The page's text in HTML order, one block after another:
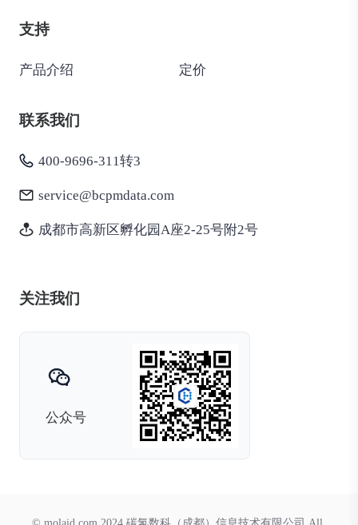
支持
产品介绍 定价
联系我们
400-9696-311转3
service@bcpmdata.com
成都市高新区孵化园A座2-25号附2号
关注我们
公众号